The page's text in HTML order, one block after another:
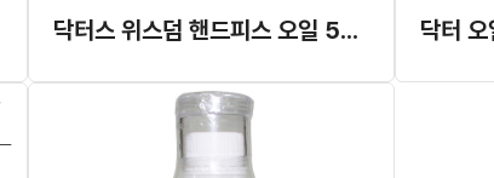
닥터스 위스덤 핸드피스 오일 520ml